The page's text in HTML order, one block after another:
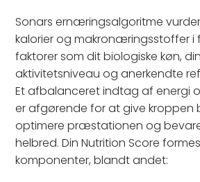
Sonars ernæringsalgoritme
kalorier og makronæringsstoffer i
faktorer som dit biologiske køn,
aktivitetsniveau og anerkendte
Et afbalanceret indtag af energi
er afgørende for at give
optimere præstationen og
helbred. Din Nutrition Score
komponenter, blandt andet: